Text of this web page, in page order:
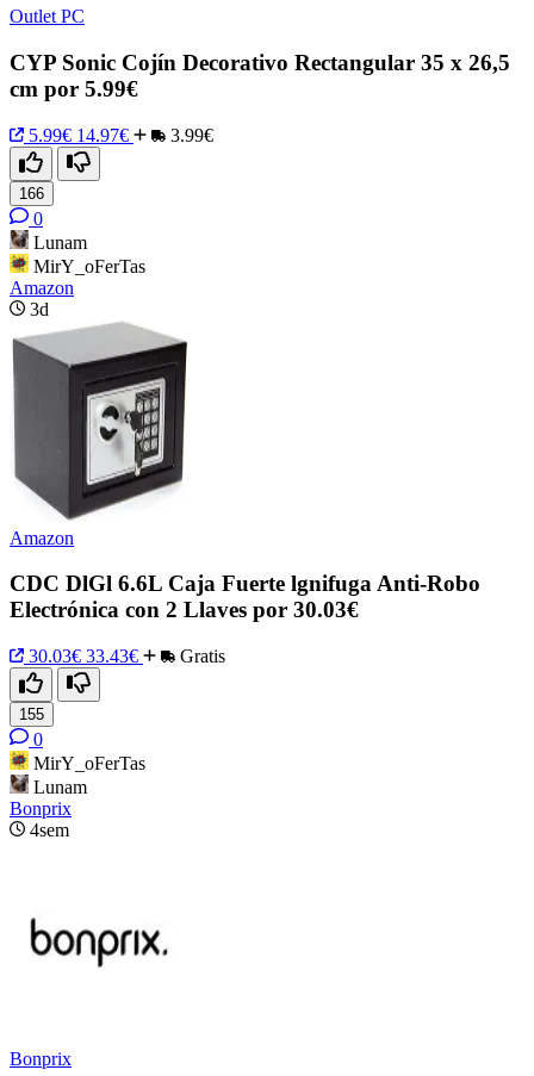
Outlet PC
CYP Sonic Cojín Decorativo Rectangular 35 x 26,5
cm por 5.99€
5.99€ 14.97€ 3.99€
166
0
Lunam
MirY_oFerTas
Amazon
3d
Amazon
CDC DlGl 6.6L Caja Fuerte lgnifuga Anti-Robo
Electrónica con 2 Llaves por 30.03€
30.03€ 33.43€ Gratis
155
0
MirY_oFerTas
Lunam
Bonprix
4sem
Bonprix